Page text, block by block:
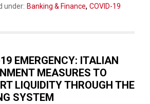
under: Banking & Finance, COVID-19
EMERGENCY: ITALIAN
MEASURES TO
LIQUIDITY THROUGH THE
SYSTEM